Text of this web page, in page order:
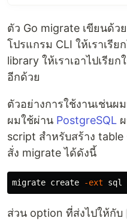
Forked frommattes/
Databases
database?
PostgreSQL
PGX v4
PGX v5
Redshift
Ql
SQLite
ตัว Go migrate เขียนด้ว
โปรแกรม CLI ให้เราเรี
library ให้เราเอาไปเรีย
อีกด้วย
ตัวอย่างการใช้งานเช่นผ
ผมใช้ผ่าน PostgreSQL
script สำหรับสร้าง
สั่ง migrate ได้ดังนี้
migrate create -ext sql
ส่วน option ที่ส่งไปให้กับ